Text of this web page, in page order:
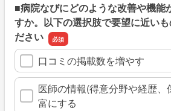
■病院なびにどのような改善や機能
すか。以下の選択肢で要望に近い
ださい
口コミの掲載数を増やす
医師の情報(得意分野や経歴、
富にする